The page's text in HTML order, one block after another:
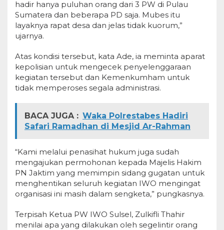
hadir hanya puluhan orang dari 3 PW di Pulau
Sumatera dan beberapa PD saja. Mubes itu
layaknya rapat desa dan jelas tidak kuorum,”
ujarnya.
Atas kondisi tersebut, kata Ade, ia meminta aparat
kepolisian untuk mengecek penyelenggaraan
kegiatan tersebut dan Kemenkumham untuk
tidak memperoses segala administrasi.
BACA JUGA : Waka Polrestabes Hadiri
Safari Ramadhan di Mesjid Ar-Rahman
“Kami melalui penasihat hukum juga sudah
mengajukan permohonan kepada Majelis Hakim
PN Jaktim yang memimpin sidang gugatan untuk
menghentikan seluruh kegiatan IWO mengingat
organisasi ini masih dalam sengketa,” pungkasnya.
Terpisah Ketua PW IWO Sulsel, Zulkifli Thahir
menilai apa yang dilakukan oleh segelintir orang